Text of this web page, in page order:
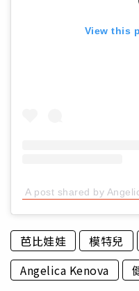
View this
芭比娃娃 模特兒
Angelica Kenova